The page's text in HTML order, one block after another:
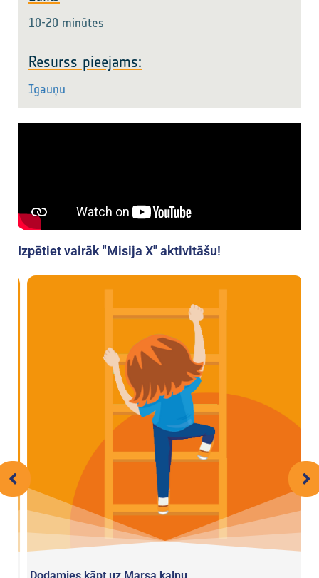
10-20 minūtes
Resurss pieejams:
Igauņu
Izpētiet vairāk "Misija X" aktivitāšu!